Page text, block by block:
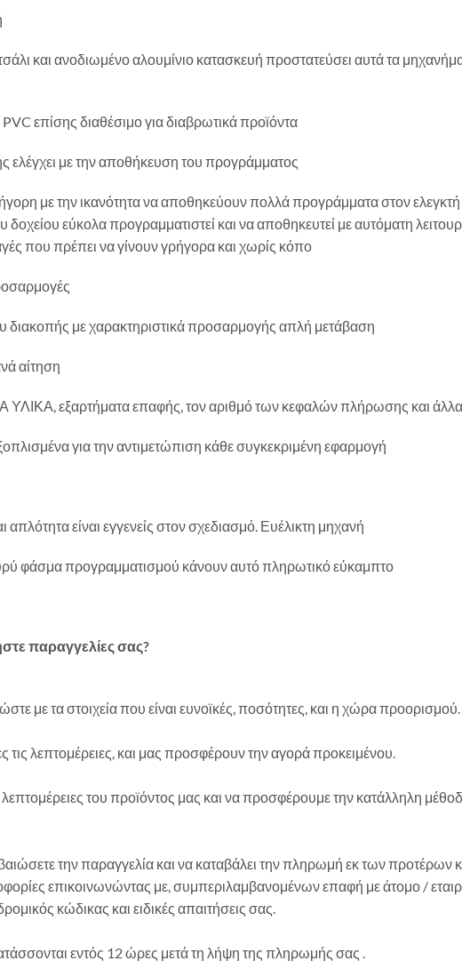
και ανοδιωμένο αλουμίνιο κατασκευή προστατεύσει αυτά τα
επίσης διαθέσιμο για διαβρωτικά προϊόντα
ελέγχει με την αποθήκευση του προγράμματος
με την ικανότητα να αποθηκεύουν πολλά προγράμματα στον
δοχείου εύκολα προγραμματιστεί και να αποθηκευτεί με αυτόματη
που πρέπει να γίνουν γρήγορα και χωρίς κόπο
διακοπής με χαρακτηριστικά προσαρμογής απλή μετάβαση
αίτηση
εξαρτήματα επαφής, τον αριθμό των κεφαλών πλήρωσης και άλλα
για την αντιμετώπιση κάθε συγκεκριμένη εφαρμογή
απλότητα είναι εγγενείς στον σχεδιασμό. Ευέλικτη μηχανή
φάσμα προγραμματισμού κάνουν αυτό πληρωτικό εύκαμπτο
παραγγελίες σας?
με τα στοιχεία που είναι ευνοϊκές, ποσότητες, και η χώρα προορισμού.
τις λεπτομέρειες, και μας προσφέρουν την αγορά προκειμένου.
λεπτομέρειες του προϊόντος μας και να προσφέρουμε την κατάλληλη
την παραγγελία και να καταβάλει την πληρωμή εκ των προτέρων
επικοινωνώντας με, συμπεριλαμβανομένων επαφή με άτομο /
κώδικας και ειδικές απαιτήσεις σας.
εντός 12 ώρες μετά τη λήψη της πληρωμής σας .